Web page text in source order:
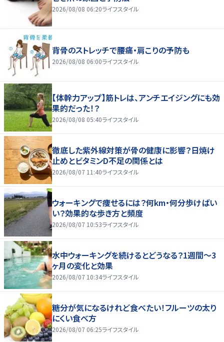
2026/08/08 06:20ライフスタイル
背骨のストレッチで腰痛・肩こりの予防も
2026/08/08 06:00ライフスタイル
【体幹力アップ】筋トレは、アンチエイジングにも効
果的だった！？
2026/08/08 05:40ライフスタイル
徹底した紫外線対策が骨の健康に影響？日焼け
止めとビタミンD不足の関係とは
2026/08/07 11:40ライフスタイル
ウォーキングで痩せるには？何km・何分歩けばい
い？効果的な歩き方と頻度
2026/08/07 10:53ライフスタイル
水中ウォーキングを続けるとどうなる？1週間～3
ヶ月の変化と効果
2026/08/07 10:34ライフスタイル
糖分が気になるけれど食べたい！フルーツの太り
にくい食べ方
2026/08/07 06:25ライフスタイル